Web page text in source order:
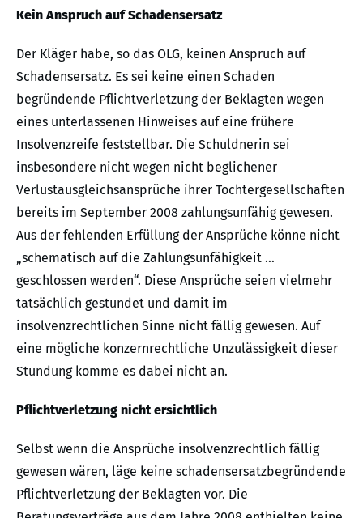
Kein Anspruch auf Schadensersatz
Der Kläger habe, so das OLG, keinen Anspruch auf
Schadensersatz. Es sei keine einen Schaden
begründende Pflichtverletzung der Beklagten wegen
eines unterlassenen Hinweises auf eine frühere
Insolvenzreife feststellbar. Die Schuldnerin sei
insbesondere nicht wegen nicht beglichener
Verlustausgleichsansprüche ihrer Tochtergesellschaften
bereits im September 2008 zahlungsunfähig gewesen.
Aus der fehlenden Erfüllung der Ansprüche könne nicht
„schematisch auf die Zahlungsunfähigkeit …
geschlossen werden“. Diese Ansprüche seien vielmehr
tatsächlich gestundet und damit im
insolvenzrechtlichen Sinne nicht fällig gewesen. Auf
eine mögliche konzernrechtliche Unzulässigkeit dieser
Stundung komme es dabei nicht an.
Pflichtverletzung nicht ersichtlich
Selbst wenn die Ansprüche insolvenzrechtlich fällig
gewesen wären, läge keine schadensersatzbegründende
Pflichtverletzung der Beklagten vor. Die